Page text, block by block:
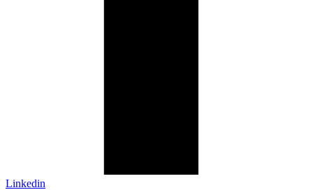
Linkedin